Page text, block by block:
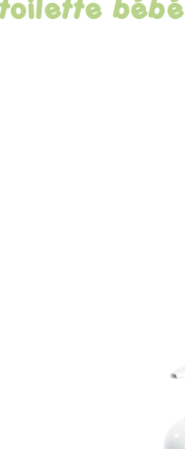
toilette bébé